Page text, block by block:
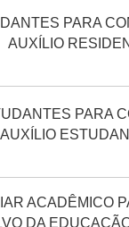
PARA
AUXÍLIO
PARA
AUXÍLIO
ACADÊMICO
DA